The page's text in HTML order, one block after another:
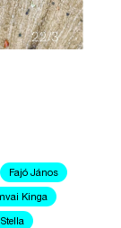
Fajó János
Kinga